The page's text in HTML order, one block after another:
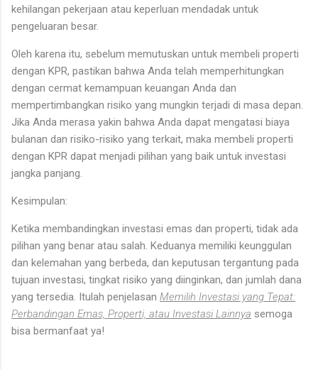
kehilangan pekerjaan atau keperluan mendadak untuk
pengeluaran besar.
Oleh karena itu, sebelum memutuskan untuk membeli properti
dengan KPR, pastikan bahwa Anda telah memperhitungkan
dengan cermat kemampuan keuangan Anda dan
mempertimbangkan risiko yang mungkin terjadi di masa depan.
Jika Anda merasa yakin bahwa Anda dapat mengatasi biaya
bulanan dan risiko-risiko yang terkait, maka membeli properti
dengan KPR dapat menjadi pilihan yang baik untuk investasi
jangka panjang.
Kesimpulan:
Ketika membandingkan investasi emas dan properti, tidak ada
pilihan yang benar atau salah. Keduanya memiliki keunggulan
dan kelemahan yang berbeda, dan keputusan tergantung pada
tujuan investasi, tingkat risiko yang diinginkan, dan jumlah dana
yang tersedia. Itulah penjelasan Memilih Investasi yang Tepat:
Perbandingan Emas, Properti, atau Investasi Lainnya semoga
bisa bermanfaat ya!